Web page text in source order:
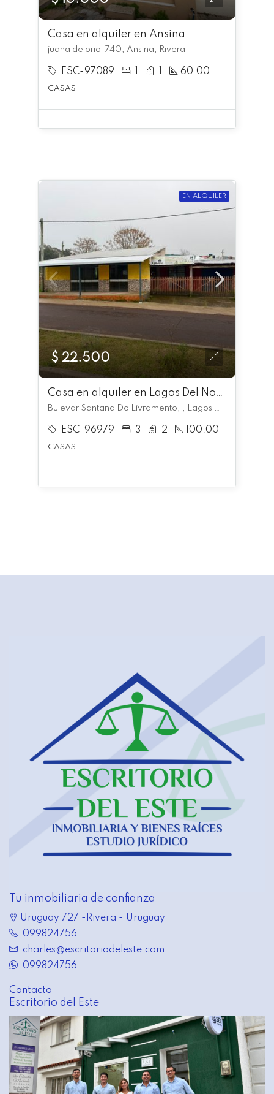
Casa en alquiler en Ansina
juana de oriol 740, Ansina, Rivera
ESC-97089 60.00
CASAS
EN ALQUILER
$ 22.500
Casa en alquiler en Lagos Del Norte
ESC-96979 3 2 100.00
CASAS
Tu inmobiliaria de confianza
Uruguay 727 -Rivera - Uruguay
099824756
charles@escritoriodeleste.com
099824756
Contacto
Escritorio del Este